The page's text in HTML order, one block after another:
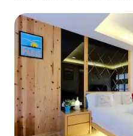
fenêtre et baignoire (près
Yanchengpu, Ai He, Bo Er)